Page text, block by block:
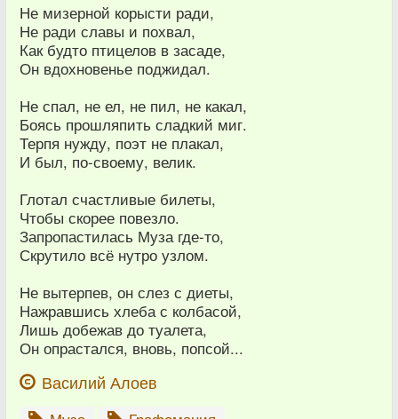
Не мизерной корысти ради,
Не ради славы и похвал,
Как будто птицелов в засаде,
Он вдохновенье поджидал.
Не спал, не ел, не пил, не какал,
Боясь прошляпить сладкий миг.
Терпя нужду, поэт не плакал,
И был, по-своему, велик.
Глотал счастливые билеты,
Чтобы скорее повезло.
Запропастилась Муза где-то,
Скрутило всё нутро узлом.
Не вытерпев, он слез с диеты,
Нажравшись хлеба с колбасой,
Лишь добежав до туалета,
Он опрастался, вновь, попсой...
Василий Алоев